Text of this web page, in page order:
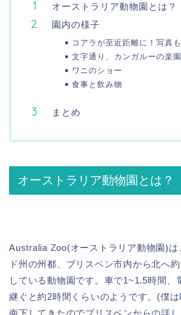
オーストラリア動物園とは？
園内の様子
コアラが至近距離に！写真
文字通り、カンガルーの楽園
ワニのショー
食事と飲み物
まとめ
オーストラリア動物園とは？
Australia Zoo(オーストラリア動物園)は
ド州の州都、ブリスベン市内から北へ
している動物園です。車で1~1.5時間、
継ぐと約2時間くらいのようです。(僕
南下してきたのでブリスベンからの詳